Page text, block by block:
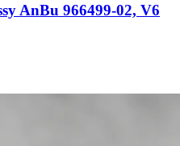
AnBu 966499-02, V6